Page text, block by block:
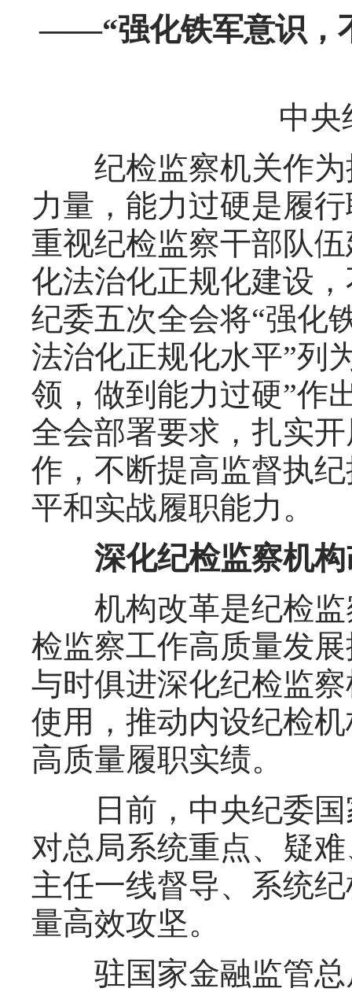
——“强化铁军意识，
中央
纪检监察机关作为
力量，能力过硬是履
重视纪检监察干部队
化法治化正规化建设
纪委五次全会将“强化
法治化正规化水平”列
领，做到能力过硬”作
全会部署要求，扎实
作，不断提高监督执
平和实战履职能力。
深化纪检监察机
机构改革是纪检监
检监察工作高质量发
与时俱进深化纪检监
使用，推动内设纪检
高质量履职实绩。
日前，中央纪委国
对总局系统重点、疑
主任一线督导、系统
量高效攻坚。
驻国家金融监管总